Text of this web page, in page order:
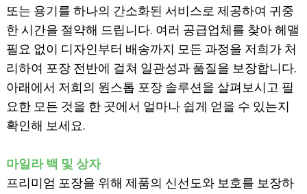
또는 용기를 하나의 간소화된 서비스로 제공하여 귀중
한 시간을 절약해 드립니다. 여러 공급업체를 찾아 헤맬
필요 없이 디자인부터 배송까지 모든 과정을 저희가 처
리하여 포장 전반에 걸쳐 일관성과 품질을 보장합니다.
아래에서 저희의 원스톱 포장 솔루션을 살펴보시고 필
요한 모든 것을 한 곳에서 얼마나 쉽게 얻을 수 있는지
확인해 보세요.
마일라 백 및 상자
프리미엄 포장을 위해 제품의 신선도와 보호를 보장하